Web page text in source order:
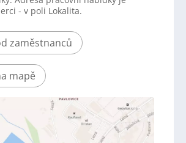
- v poli Lokalita.
zaměstnanců
mapě